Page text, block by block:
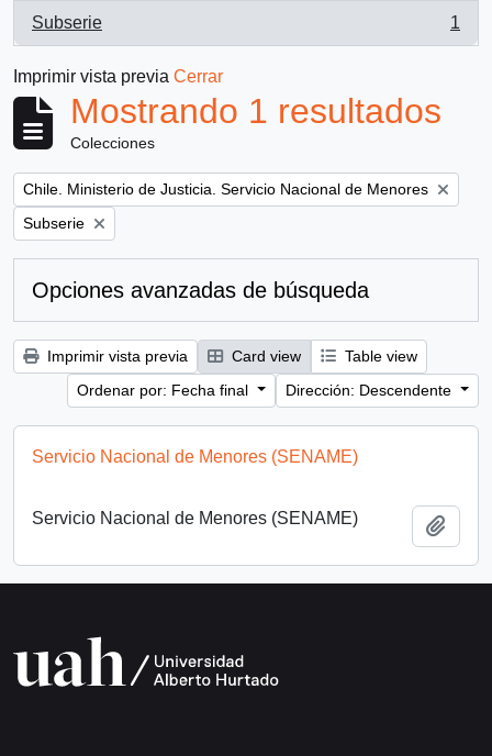
Subserie
, 1 resultados
1
Imprimir vista previa Cerrar
Mostrando 1 resultados
Colecciones
Remove filter:
Chile. Ministerio de Justicia. Servicio Nacional de Menores
Remove filter:
Subserie
Opciones avanzadas de búsqueda
Imprimir vista previa Card view
Table view
Ordenar por: Fecha final
Dirección: Descendente
Servicio Nacional de Menores (SENAME)
Servicio Nacional de Menores (SENAME)